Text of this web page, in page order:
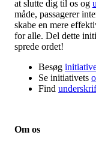
at slutte dig til os og
måde, passagerer
skabe en mere
for alle. Del dette
sprede ordet!
Besøg
Se initiativets
Find
Om os